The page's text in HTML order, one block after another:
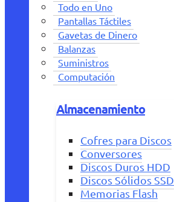
Todo en Uno
Pantallas Táctiles
Gavetas de Dinero
Balanzas
Suministros
Computación
Almacenamiento
Cofres para Discos
Conversores
Discos Duros HDD
Discos Sólidos SSD
Memorias Flash